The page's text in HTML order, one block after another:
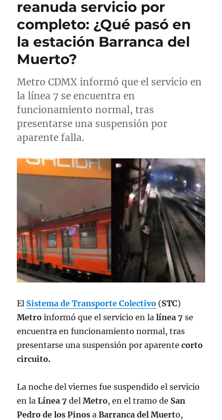
d
o
e
l
a
s
t
a
s
reanuda servicio por
completo: ¿Qué pasó en
la estación Barranca del
Muerto?
Metro CDMX informó que el servicio en
la línea 7 se encuentra en
funcionamiento normal, tras
presentarse una suspensión por
aparente falla.
El Sistema de Transporte Colectivo (STC)
Metroinformó que el servicio en la línea 7se
encuentra en funcionamiento normal, tras
presentarse una suspensión por aparentecorto
circuito.
La noche del viernes fue suspendido el servicio
en laLínea 7 delMetro, en el tramo de San
Pedro de los PinosaBarranca del Muerto,